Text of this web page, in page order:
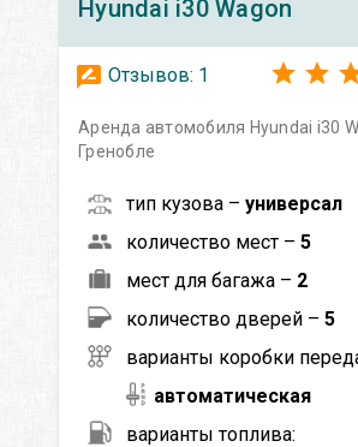
Hyundai i30 Wagon
Отзывов: 1
Аренда автомобиля Hyundai i30
Гренобле
тип кузова – универсал
количество мест – 5
мест для багажа – 2
количество дверей – 5
варианты коробки
автоматическая
варианты топлива: